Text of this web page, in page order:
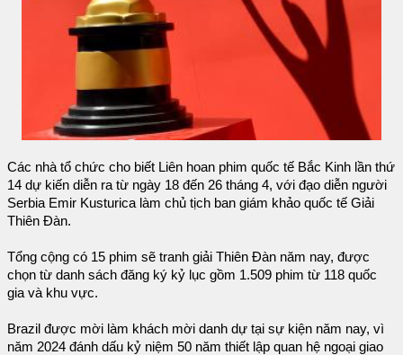
Các nhà tổ chức cho biết Liên hoan phim quốc tế Bắc Kinh lần thứ
14 dự kiến diễn ra từ ngày 18 đến 26 tháng 4, với đạo diễn người
Serbia Emir Kusturica làm chủ tịch ban giám khảo quốc tế Giải
Thiên Đàn.
Tổng cộng có 15 phim sẽ tranh giải Thiên Đàn năm nay, được
chọn từ danh sách đăng ký kỷ lục gồm 1.509 phim từ 118 quốc
gia và khu vực.
Brazil được mời làm khách mời danh dự tại sự kiện năm nay, vì
năm 2024 đánh dấu kỷ niệm 50 năm thiết lập quan hệ ngoại giao